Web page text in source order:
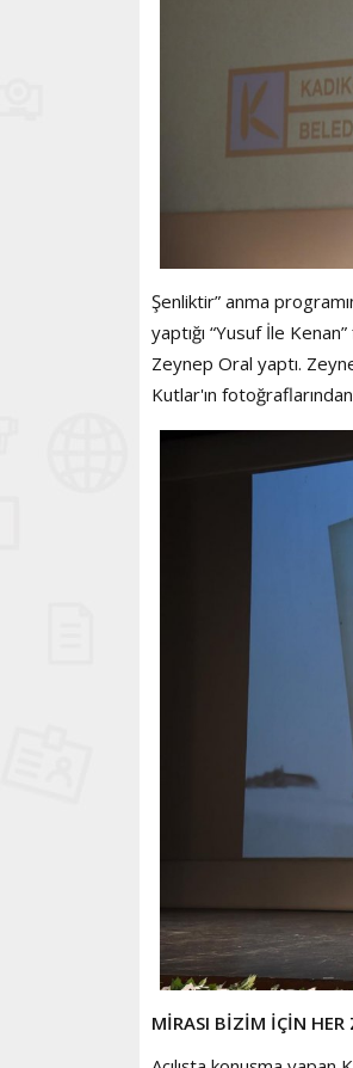
Şenliktir” anma
yaptığı “Yusuf İle
Zeynep Oral yaptı.
Kutlar'ın
MİRASI BİZİM İÇİN HER